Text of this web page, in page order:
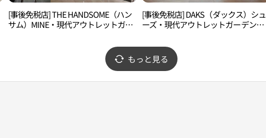
[事後免税店] THE HANDSOME（ハン
サム）MINE・現代アウトレットガー
[事後免税店] DAKS（ダックス）シュ
ーズ・現代アウトレットガーデンフ
이브점)
もっと見る